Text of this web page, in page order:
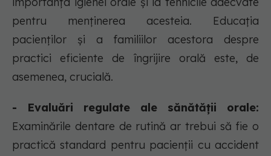
pentru menținerea acesteia. Educația
pacienților și a familiilor acestora despre
practici eficiente de îngrijire orală este, de
asemenea, crucială.
- Evaluări regulate ale sănătății orale:
Examinările dentare de rutină ar trebui să fie o
practică standard pentru pacienții cu accident